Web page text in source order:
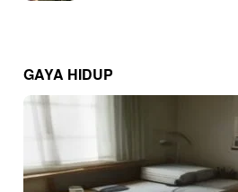
GAYA HIDUP